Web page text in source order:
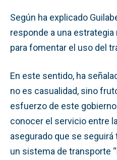
Según ha explicado
responde a una
para fomentar el uso del
En este sentido, ha
no es casualidad, sino
esfuerzo de este
conocer el servicio entre
asegurado que se
un sistema de transporte